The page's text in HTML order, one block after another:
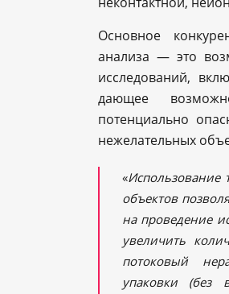
Основное
анализа — это
исследований,
дающее
потенциально
нежелательных
«Использование
объектов
на проведение
увеличить
потоковый
упаковки (без